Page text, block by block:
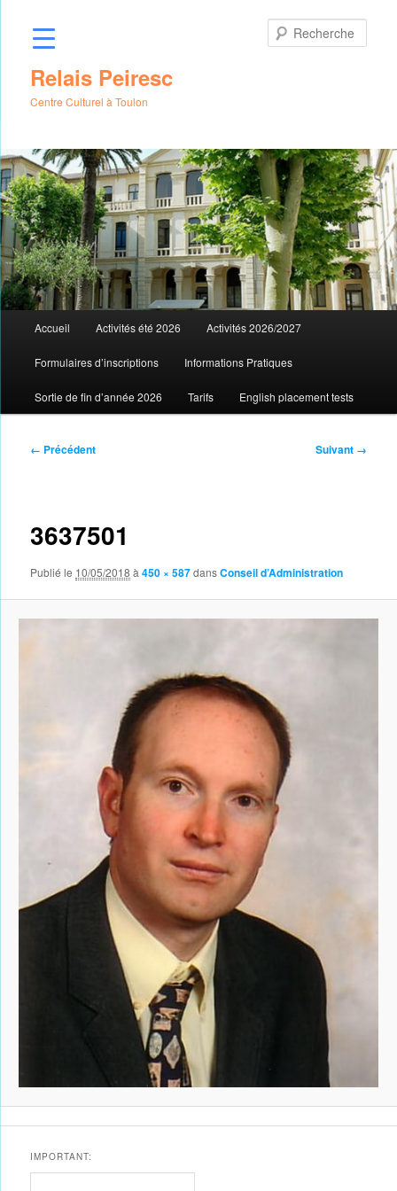
contenu
Relais Peiresc
Centre Culturel à Toulon
principal
Accueil Activités été 2026 Activités 2026/2027
Formulaires d’inscriptions Informations Pratiques
Sortie de fin d’année 2026 Tarifs English placement tests
Navigation
← Précédent Suivant →
3637501
Publié le 10/05/2018 à450 × 587dansConseil d’Administration
IMPORTANT: